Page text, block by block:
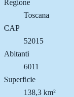
Regione
Toscana
CAP
52015
Abitanti
6011
Superficie
138,3 km²